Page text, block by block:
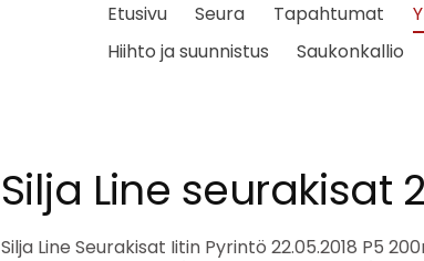
Etusivu Seura Tapahtumat
Hiihto ja suunnistus
Saukonkallio
Silja Line seurakisat
Silja Line Seurakisat Iitin Pyrintö 22.05.2018 P5 200m 1) Elmo Järvinen 48,40 2) Tuure Rytkölä 50,10 3) Joona Walin 53,80 4) Leevi Heikki 54,20 5) Niilo Hirvonen 1.03,80 6) Akseli Koskela 1.12,40 7) Toivo Laurila 1.22,10 8) Milo Suokas 1.25,30 Miro Tuikka IitP DNS Väinö Ryyppö DNS Reino Ryyppö DNS Elias Niittymaa DNS Loppukilpailu erä 1 1) Elmo Järvinen 48,40 2) Tuure Rytkölä 50,10 3) Leevi Heikki 54,20 4) Niilo Hirvonen 1.03,80 5) Toivo Laurila 1.22,10 6) Milo Suokas 1.25,30 Loppukilpailu erä 2 1) Joona Walin 53,80 2) Akseli Koskela 1.12,40 Elias Niittymaa DNS Miro Tuikka IitP DNS Reino Ryyppö DNS Väinö Ryyppö DNS T5 200m Loppukilpailu 1) Emma Ryyppö 1.01,70 2) Noora Tojkander 1.12,00 3) Seelia Lehtonen 1.18,70 4) Ilona Salo 1.25,30 5) Alisa Pesälä 1.48,60 P5 Pituus Loppukilpailu 1) Tuure Rytkölä 1,73 1,73 1,43 1,32 2) Joona Walin 1,67 1,67 1,31 1,56 3) Miro Tuikka IitP 1,49 1,49 1,43 1,36 4) Elmo Järvinen 1,46 1,46 1,44 1,41 5) Leevi Heikki 1,43 1,43 1,43 1,34 6) Elias Niittymaa 1,42 1,42 1,34 0,87 7) Niilo Hirvonen 1,36 1,04 1,36 1,13 8) Toivo Laurila 1,34 1,34 1,10 0,99 9) Akseli Koskela 1,27 1,22 1,15 1,27 10) Milo Suokas 0,82 0,61 0,74 0,82 Reino Ryyppö DNS Väinö Ryyppö DNS T5 Pituus Loppukilpailu 1) Ilona Salo 1,41 1,41 1,36 1,30 2) Emma Ryyppö 1,18 1,11 1,18 1,01 3) Alisa Pesälä 1,01 1,01 0,86 0,93 4) Noora Tojkander 0,96 0,96 0,92 0,59 5) Seelia Lehtonen 0,85 0,79 0,85 0,58 P7 200m 1) Tiitus Rytkölä 42,30 2) Lukas Hyypiä IitPy 44,10 3) Lenni Koskela 47,10 4) Akseli Koso 50,70 5) Eevertti Rauhala 50,90 6) Elmo Tossavainen 51,40 7) Niko Turunen IitPy 52,20 8) Aamos Huppunen IitPy 52,50 9) Otso Säämänen 55,30 10) Aaro Matikka 1.05,60 11) Okko Varpenius IitP 1.08,30 Loppukilpailu erä 1 1) Tiitus Rytkölä 42,30 2) Lukas Hyypiä IitPy 44,10 3) Akseli Koso 50,70 4) Eevertti Rauhala 50,90 5) Elmo Tossavainen 51,40 6) Aamos Huppunen IitPy 52,50 Loppukilpailu erä 2 1) Lenni Koskela 47,10 2) Niko Turunen IitPy